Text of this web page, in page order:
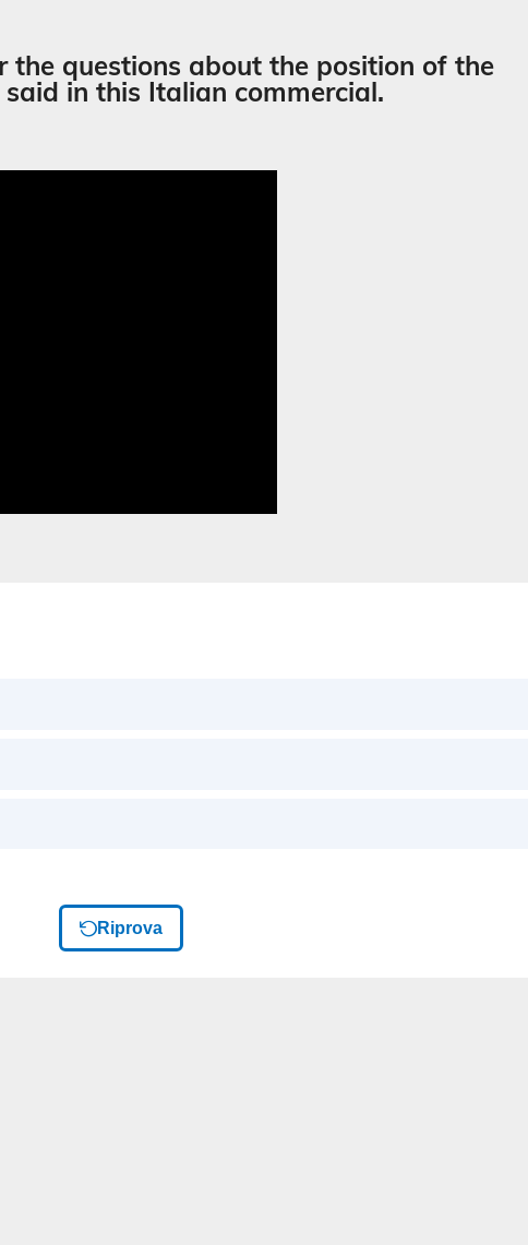
the questions about the position of the
in this Italian commercial.